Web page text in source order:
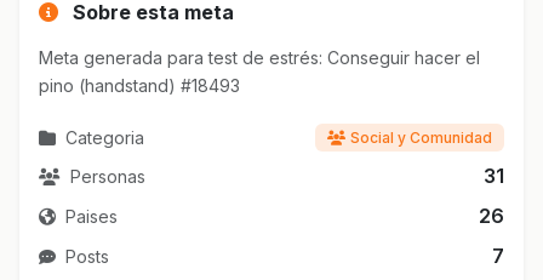
Sobre esta meta
Meta generada para test de estrés: Conseguir hacer el
pino (handstand) #18493
Categoria Social y Comunidad
Personas 31
Paises 26
Posts 7